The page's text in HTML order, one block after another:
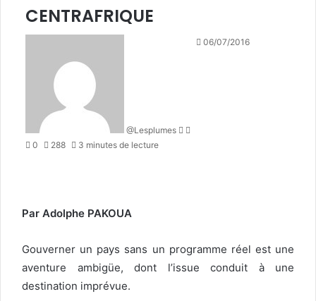
CENTRAFRIQUE
@Lesplumes
Follow
Envoyer
06/07/2016
0 288 3 minutes de lecture
Par Adolphe PAKOUA
Gouverner un pays sans un programme réel est une
aventure ambigüe, dont l’issue conduit à une
destination imprévue.